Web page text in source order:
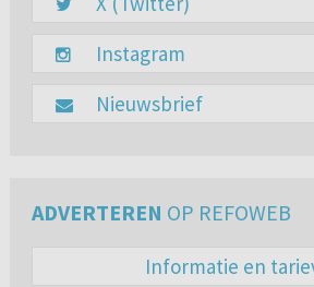
Instagram
Nieuwsbrief
ADVERTEREN OP REFOWEB
Informatie en